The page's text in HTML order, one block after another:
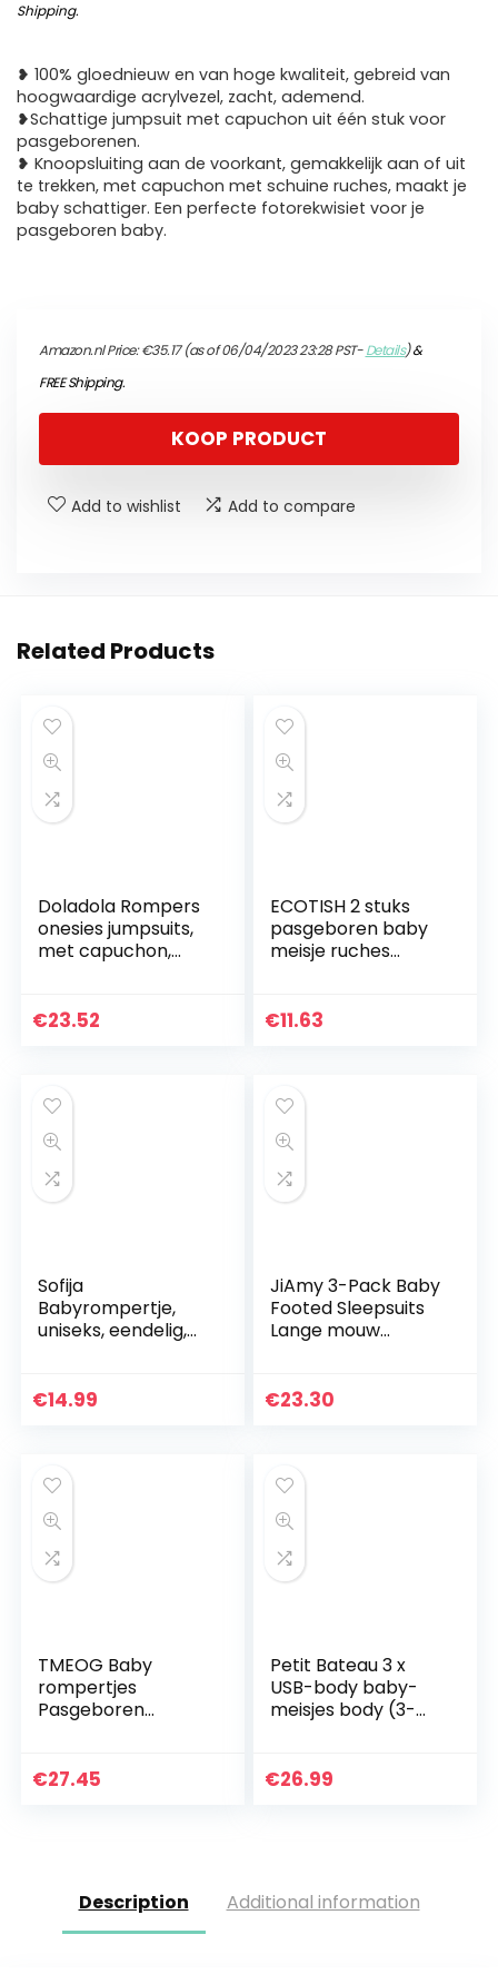
Shipping.
❥ 100% gloednieuw en van hoge kwaliteit, gebreid van
hoogwaardige acrylvezel, zacht, ademend.
❥Schattige jumpsuit met capuchon uit één stuk voor
pasgeborenen.
❥ Knoopsluiting aan de voorkant, gemakkelijk aan of uit
te trekken, met capuchon met schuine ruches, maakt je
baby schattiger. Een perfecte fotorekwisiet voor je
pasgeboren baby.
Amazon.nl Price:€35.17(as of 06/04/2023 23:28 PST-Details)&
FREE Shipping.
KOOP PRODUCT
Add to wishlist Add to compare
Related Products
Doladola Rompers
onesies jumpsuits,
met capuchon,
dierenprint, voor de
€23.52
ECOTISH 2 stuks
pasgeboren baby
meisje ruches
hoofdband romper
€11.63
Sofija
Babyrompertje,
uniseks, eendelig,
onesie, meisjes,
€14.99
JiAmy 3-Pack Baby
Footed Sleepsuits
Lange mouw
Pyjama voor
€23.30
TMEOG Baby
rompertjes
Pasgeboren
Jumpsuit Herfst
€27.45
Petit Bateau 3 x
USB-body baby-
meisjes body (3-
€26.99
Description Additional information